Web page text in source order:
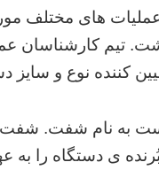
های مختلف
تیم کارشناسان
کننده نوع و سایز
به نام شفت.
ی دستگاه را به